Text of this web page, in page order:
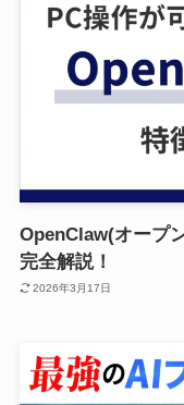
OpenClaw(オープ
完全解説！
2026年3月17日